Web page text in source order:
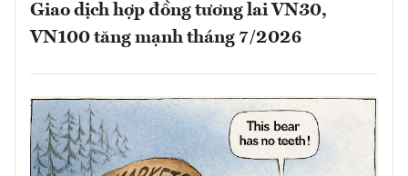
Giao dịch hợp đồng tương lai VN30,
VN100 tăng mạnh tháng 7/2026